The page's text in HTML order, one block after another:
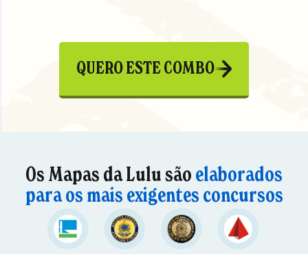
QUERO ESTE COMBO
Os Mapas da Lulu são elaborados
para os mais exigentes concursos